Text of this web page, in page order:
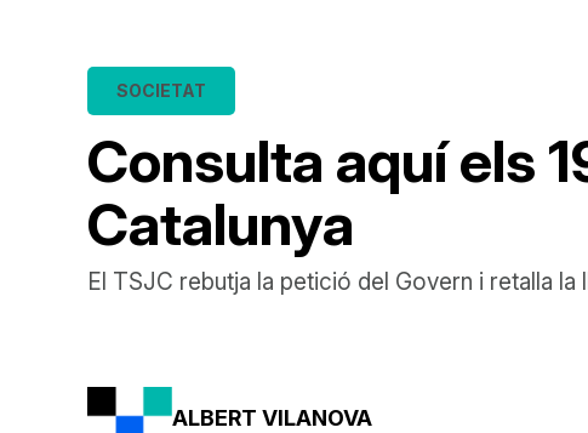
Consulta aquí els
Catalunya
SOCIETAT
El TSJC rebutja la petició del Govern i retalla
ALBERT VILANOVA